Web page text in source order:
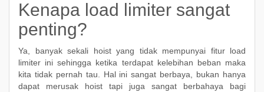
Kenapa load limiter sangat
penting?
Ya, banyak sekali hoist yang tidak mempunyai fitur load
limiter ini sehingga ketika terdapat kelebihan beban maka
kita tidak pernah tau. Hal ini sangat berbaya, bukan hanya
dapat merusak hoist tapi juga sangat berbahaya bagi